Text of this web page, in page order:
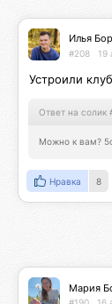
Илья
#208 19
Устроили
Ответ на солик
Можно к вам?
Нравка 8
Мария